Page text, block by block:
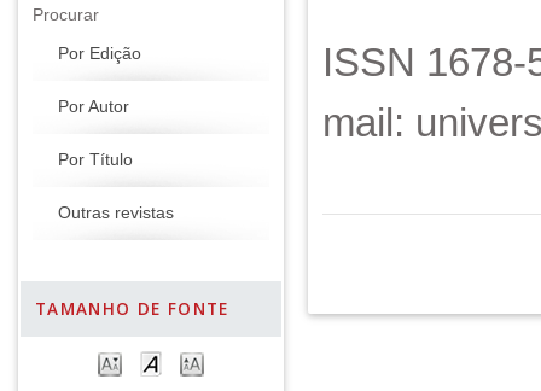
Procurar
Por Edição
Por Autor
Por Título
Outras revistas
TAMANHO DE FONTE
ISSN
mail: